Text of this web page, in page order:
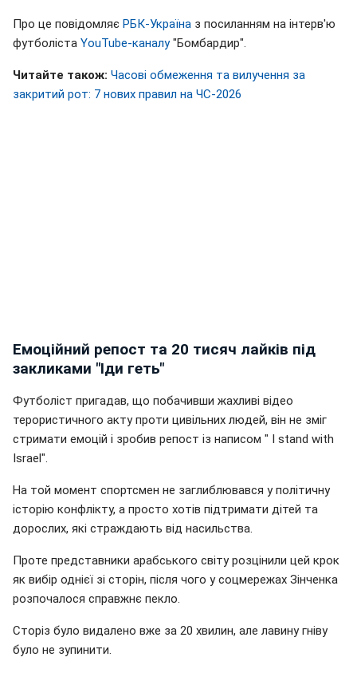
Про це повідомляє РБК-Україна з посиланням на інтерв'ю
футболіста YouTube-каналу"Бомбардир".
Читайте також: Часові обмеження та вилучення за
закритий рот: 7 нових правил на ЧС-2026
Емоційний репост та 20 тисяч лайків під
закликами "Іди геть"
Футболіст пригадав, що побачивши жахливі відео
терористичного акту проти цивільних людей, він не зміг
стримати емоцій і зробив репост із написом " І stand with
Israel".
На той момент спортсмен не заглиблювався у політичну
історію конфлікту, а просто хотів підтримати дітей та
дорослих, які страждають від насильства.
Проте представники арабського світу розцінили цей крок
як вибір однієї зі сторін, після чого у соцмережах Зінченка
розпочалося справжнє пекло.
Сторіз було видалено вже за 20 хвилин, але лавину гніву
було не зупинити.